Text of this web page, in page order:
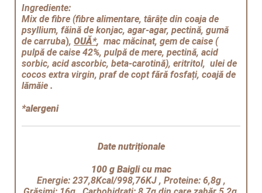
adăugat,
fără
lactoză,
"Low-
Carb"
quantity
Ingrediente:
Mix de fibre (fibre alimentare, târâțe din coaja de
psyllium, făină de konjac, agar-agar, pectină, gumă
de carruba), OUĂ*, mac măcinat, gem de caise (
pulpă de caise 42%, pulpă de mere, pectină, acid
sorbic, acid ascorbic, beta-carotină), eritritol, ulei de
cocos extra virgin, praf de copt fără fosfați, coajă de
lămăie .
*alergeni
Date nutriționale
100 g Baigli cu mac
Energie: 237,8Kcal/998,76KJ, Proteine: 6,8g ,